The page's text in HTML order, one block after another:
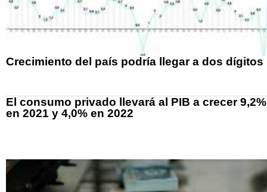
Crecimiento del país podría llegar a dos dígitos
El consumo privado llevará al PIB a crecer 9,2%
en 2021 y 4,0% en 2022